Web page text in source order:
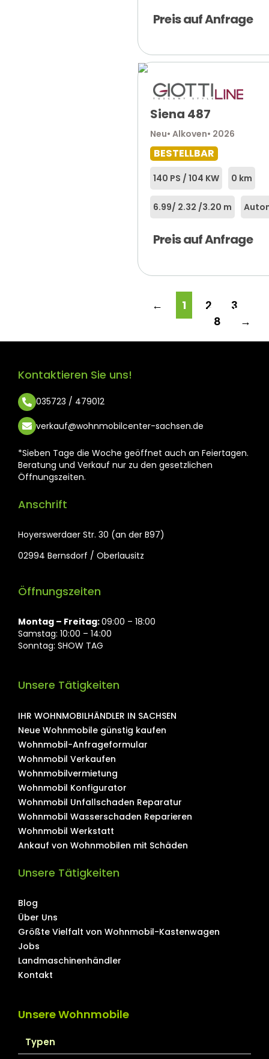
Preis auf Anfrage
Siena 487
Neu• Alkoven• 2026
BESTELLBAR
140 PS / 104 KW 0 km
6.99/ 2.32 /3.20 m
Preis auf Anfrage
← 1 2 3
8 →
Kontaktieren Sie uns!
035723 / 479012
verkauf@wohnmobilcenter-sachsen.de
*Sieben Tage die Woche geöffnet auch an Feiertagen.
Beratung und Verkauf nur zu den gesetzlichen
Öffnungszeiten.
Anschrift
Hoyerswerdaer Str. 30 (an der B97)
02994 Bernsdorf / Oberlausitz
Öffnungszeiten
Montag ⁠– Freitag:09:00 – 18:00
Samstag: 10:00 – 14:00
Sonntag: SHOW TAG
Unsere Tätigkeiten
IHR WOHNMOBILHÄNDLER IN SACHSEN
Neue Wohnmobile günstig kaufen
Wohnmobil-Anfrageformular
Wohnmobil Verkaufen
Wohnmobilvermietung
Wohnmobil Konfigurator
Wohnmobil Unfallschaden Reparatur
Wohnmobil Wasserschaden Reparieren
Wohnmobil Werkstatt
Ankauf von Wohnmobilen mit Schäden
Unsere Tätigkeiten
Blog
Über Uns
Größte Vielfalt von Wohnmobil-Kastenwagen
Jobs
Landmaschinenhändler
Kontakt
Unsere Wohnmobile
Typen